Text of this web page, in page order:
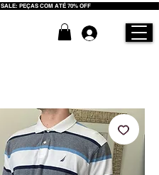
SALE: PEÇAS COM ATÉ 70% OFF